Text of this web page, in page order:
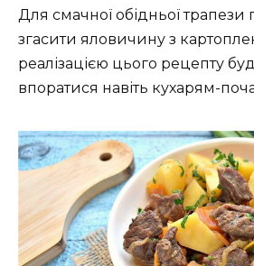
Для смачної обідньої
згасити яловичину з
реалізацією цього рецепту
впоратися навіть кухарям-